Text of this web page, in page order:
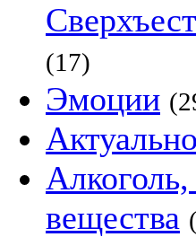
(17)
Эмоции
Алкоголь,
вещества